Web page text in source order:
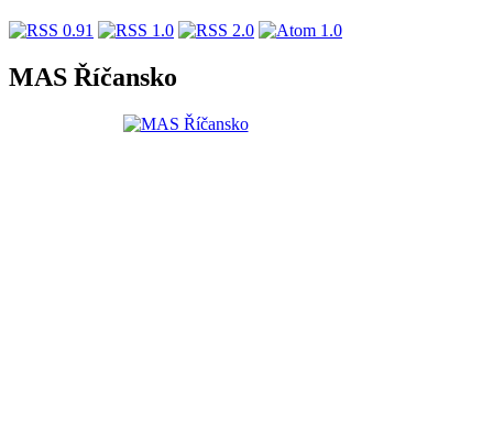
MAS Říčansko